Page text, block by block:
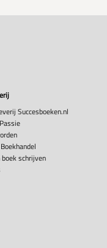
Succesboeken.nl
boek schrijven